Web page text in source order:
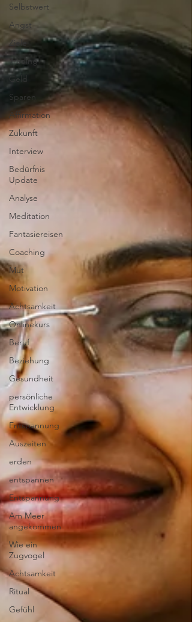
Selbstwert
Angst
Ziele
Trading
Geld
Sparen
Affirmation
Zukunft
Interview
Bedürfnis
Update
Analyse
Meditation
Fantasiereisen
Coaching
Mut
Motivation
Achtsamkeit
Onlinekurs
Beruf
Beziehung
Gesundheit
persönliche
Entwicklung
Entspannung
Auszeiten
erden
entspannen
Entspannung
Am Meer
angekommen
Wie ein
Zugvogel
Achtsamkeit
Ritual
Gefühl